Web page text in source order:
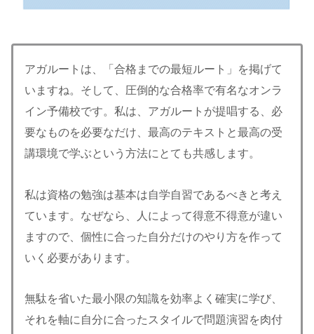
アガルートは、「合格までの最短ルート」を掲げて
いますね。そして、圧倒的な合格率で有名なオンラ
イン予備校です。私は、アガルートが提唱する、必
要なものを必要なだけ、最高のテキストと最高の受
講環境で学ぶという方法にとても共感します。
私は資格の勉強は基本は自学自習であるべきと考え
ています。なぜなら、人によって得意不得意が違い
ますので、個性に合った自分だけのやり方を作って
いく必要があります。
無駄を省いた最小限の知識を効率よく確実に学び、
それを軸に自分に合ったスタイルで問題演習を肉付